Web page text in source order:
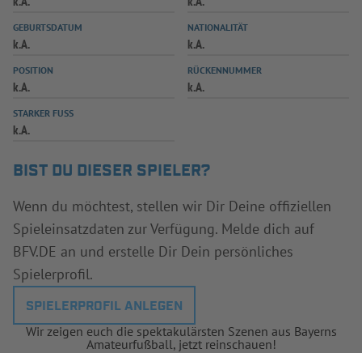
SPIELPLUS
GEBURTSDATUM
k.A.
NATIONALITÄT
k.A.
POSITION
k.A.
RÜCKENNUMMER
k.A.
STARKER FUSS
k.A.
BIST DU DIESER SPIELER?
Wenn du möchtest, stellen wir Dir Deine offiziellen
Spieleinsatzdaten zur Verfügung. Melde dich auf
BFV.DE an und erstelle Dir Dein persönliches
Spielerprofil.
SPIELERPROFIL ANLEGEN
Wir zeigen euch die spektakulärsten Szenen aus Bayerns
Amateurfußball, jetzt reinschauen!